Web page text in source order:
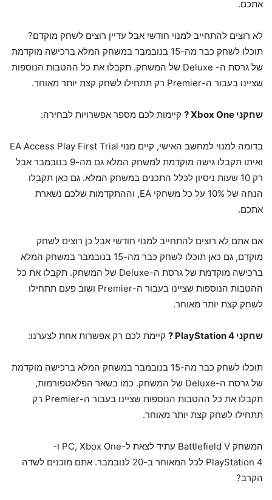
אתכם.
לא רוצים להתחייב למנוי חודשי אבל עדיין רוצים לשחק מוקדם?
תוכלו לשחק כבר מה-15 בנובמבר במשחק המלא ברכישה מוקדמת
של גרסת ה- Deluxe של המשחק. תקבלו את כל ההטבות הנוספות
שציינו בעבור ה-Premier רק תתחילו לשחק קצת יותר מאוחר.
שחקני Xbox One
? קיימות לכם מספר אפשרויות לבחירה:
בדומה למנוי למחשב האישי, קיים מנוי EA Access Play First Trial
ואיתו תקבלו גישה מוקדמת למשחק המלא גם מה-9 בנובמבר אבל
רק 10 שעות ניסיון לכלל התכנים במשחק המלא. גם כאן תקבלו
הנחה של 10% על כל משחקי EA, וההתקדמות שלכם נשארת
אתכם.
אם אתם לא רוצים להתחייב למנוי חודשי אבל כן רוצים לשחק
מוקדם, גם כאן תוכלו לשחק כבר מה-15 בנובמבר במשחק המלא
ברכישה מוקדמת של גרסת ה-Deluxe של המשחק. תקבלו את כל
ההטבות הנוספות שציינו בעבור ה-Premier ושוב פעם תתחילו
לשחק קצת יותר מאוחר.
שחקני PlayStation 4
? קיימת לכם רק אפשרות אחת לצערנו:
תוכלו לשחק כבר מה-15 בנובמבר במשחק המלא ברכישה מוקדמת
של גרסת ה-Deluxe של המשחק. כמו בשאר הפלאטפורמות,
תקבלו את כל ההטבות הנוספות שציינו בעבור ה-Premier רק
תתחילו לשחק קצת יותר מאוחר.
המשחק Battlefield V עתיד לצאת ל-PC, Xbox One ו-
PlayStation 4 לכל המאוחר ב-20 לנובמבר. אתם מוכנים לשדה
הקרב?